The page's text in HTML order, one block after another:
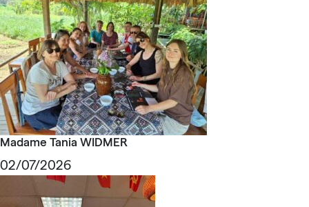
Madame Tania WIDMER
02/07/2026